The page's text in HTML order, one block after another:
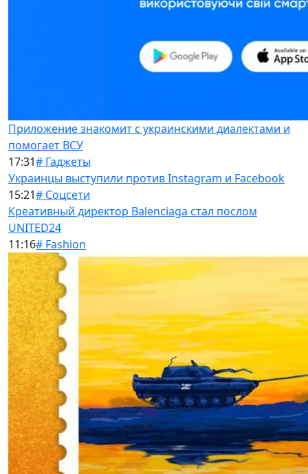
Приложение знакомит с украинскими диалектами и
помогает ВСУ
17:31# Гаджеты
Украинцы выступили против Instagram и Facebook
15:21# Соцсети
Креативный директор Balenciaga стал послом
UNITED24
11:16# Fashion